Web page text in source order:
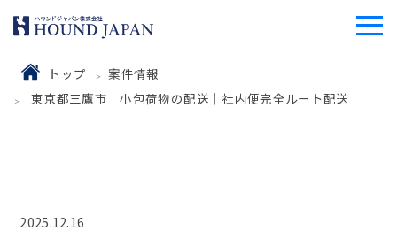
トップ
案件情報
東京都三鷹市 小包荷物の配送｜社内便完全ルート配送
2025.12.16